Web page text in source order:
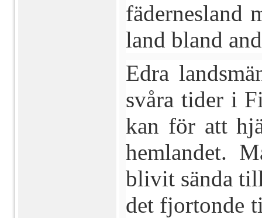
fädernesland
land bland
Edra
svåra tider i
kan för att
hemlandet.
blivit sända
det fjortonde